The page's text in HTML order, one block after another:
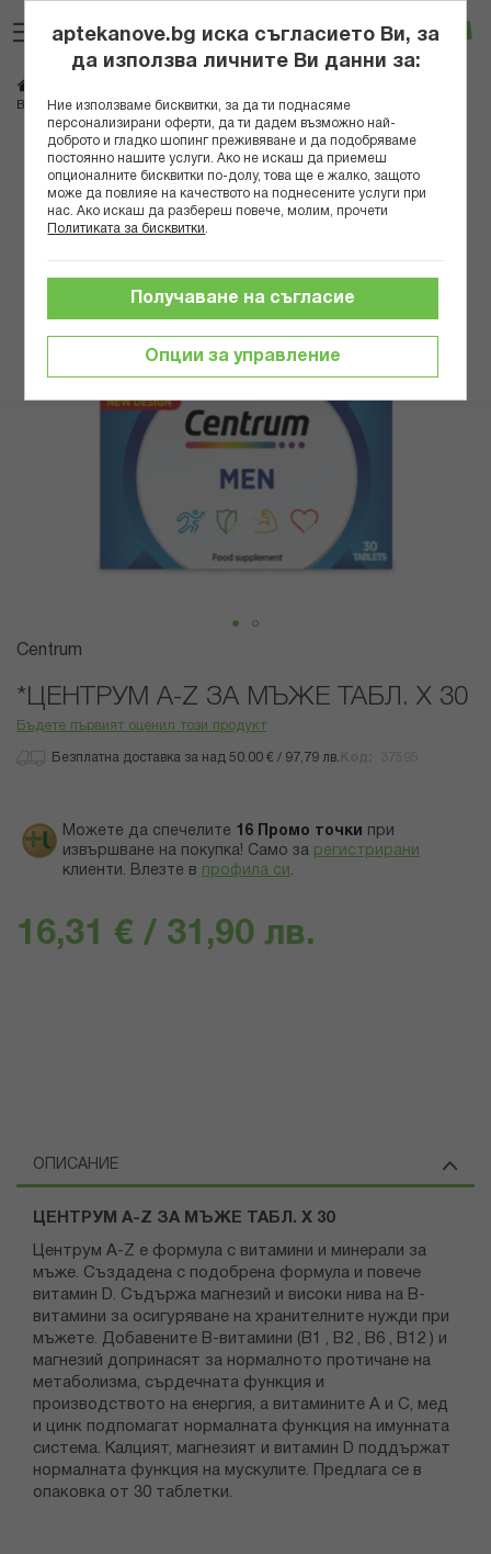
към
съдържанието
Вход
Витамин Б6
*ЦЕНТРУМ A-Z ЗА МЪЖЕ ТАБЛ. Х 30
Преминете
края
изображенията
Преминете
началото
Centrum
*ЦЕНТРУМ A-Z ЗА МЪЖЕ ТАБЛ. Х 30
Бъдете първият оценил този продукт
Безплатна доставка за над 50.00 € / 97,79 лв.
Можете да спечелите 16 Промо точки
при
извършване на покупка! Само за регистрирани
клиенти. Влезте в профила си .
16,31 € / 31,90 лв.
ОПИСАНИЕ
ЦЕНТРУМ A-Z ЗА МЪЖЕ ТАБЛ. Х 30
Центрум A-Z е формула с витамини и минерали за
мъже. Създадена с подобрена формула и повече
витамин D. Съдържа магнезий и високи нива на В-
витамини за осигуряване на хранителните нужди при
мъжете. Добавените B-витамини (В1 , В2 , В6 , В12 ) и
магнезий допринасят за нормалното протичане на
метаболизма, сърдечната функция и
производството на енергия, а витамините А и С, мед
и цинк подпомагат нормалната функция на имунната
система. Калцият, магнезият и витамин D поддържат
нормалната функция на мускулите. Предлага се в
опаковка от 30 таблетки.
aptekanove.bg иска съгласието Ви, за
да използва личните Ви данни за:
Ние използваме бисквитки, за да ти поднасяме
персонализирани оферти, да ти дадем възможно най-
доброто и гладко шопинг преживяване и да подобряваме
постоянно нашите услуги. Ако не искаш да приемеш
опционалните бисквитки по-долу, това ще е жалко, защото
може да повлияе на качеството на поднесените услуги при
нас. Ако искаш да разбереш повече, молим, прочети
Политиката за бисквитки
Опции за управление
Получаване на съгласие